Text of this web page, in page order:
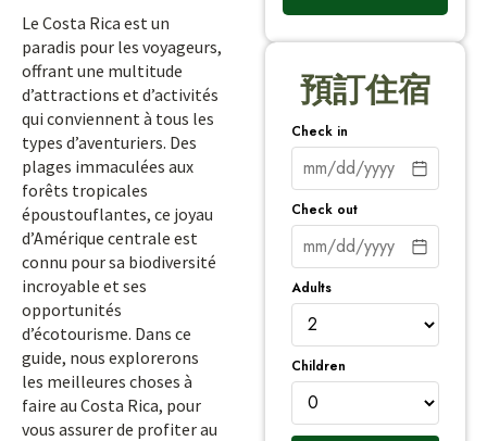
Le Costa Rica est un
paradis pour les voyageurs,
offrant une multitude
d’attractions et d’activités
qui conviennent à tous les
types d’aventuriers. Des
plages immaculées aux
forêts tropicales
époustouflantes, ce joyau
d’Amérique centrale est
connu pour sa biodiversité
incroyable et ses
opportunités
d’écotourisme. Dans ce
guide, nous explorerons
les meilleures choses à
faire au Costa Rica, pour
vous assurer de profiter au
預訂住宿
Check in
Check out
Adults
Children